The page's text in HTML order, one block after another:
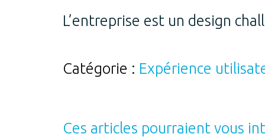
L’entreprise est un design
Catégorie : Expérience
Ces articles pourraient vous